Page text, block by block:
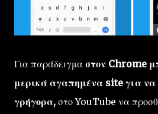
Για παράδειγμα στον Chrome
μερικά αγαπημένα site για να
γρήγορα, στο YouTube να